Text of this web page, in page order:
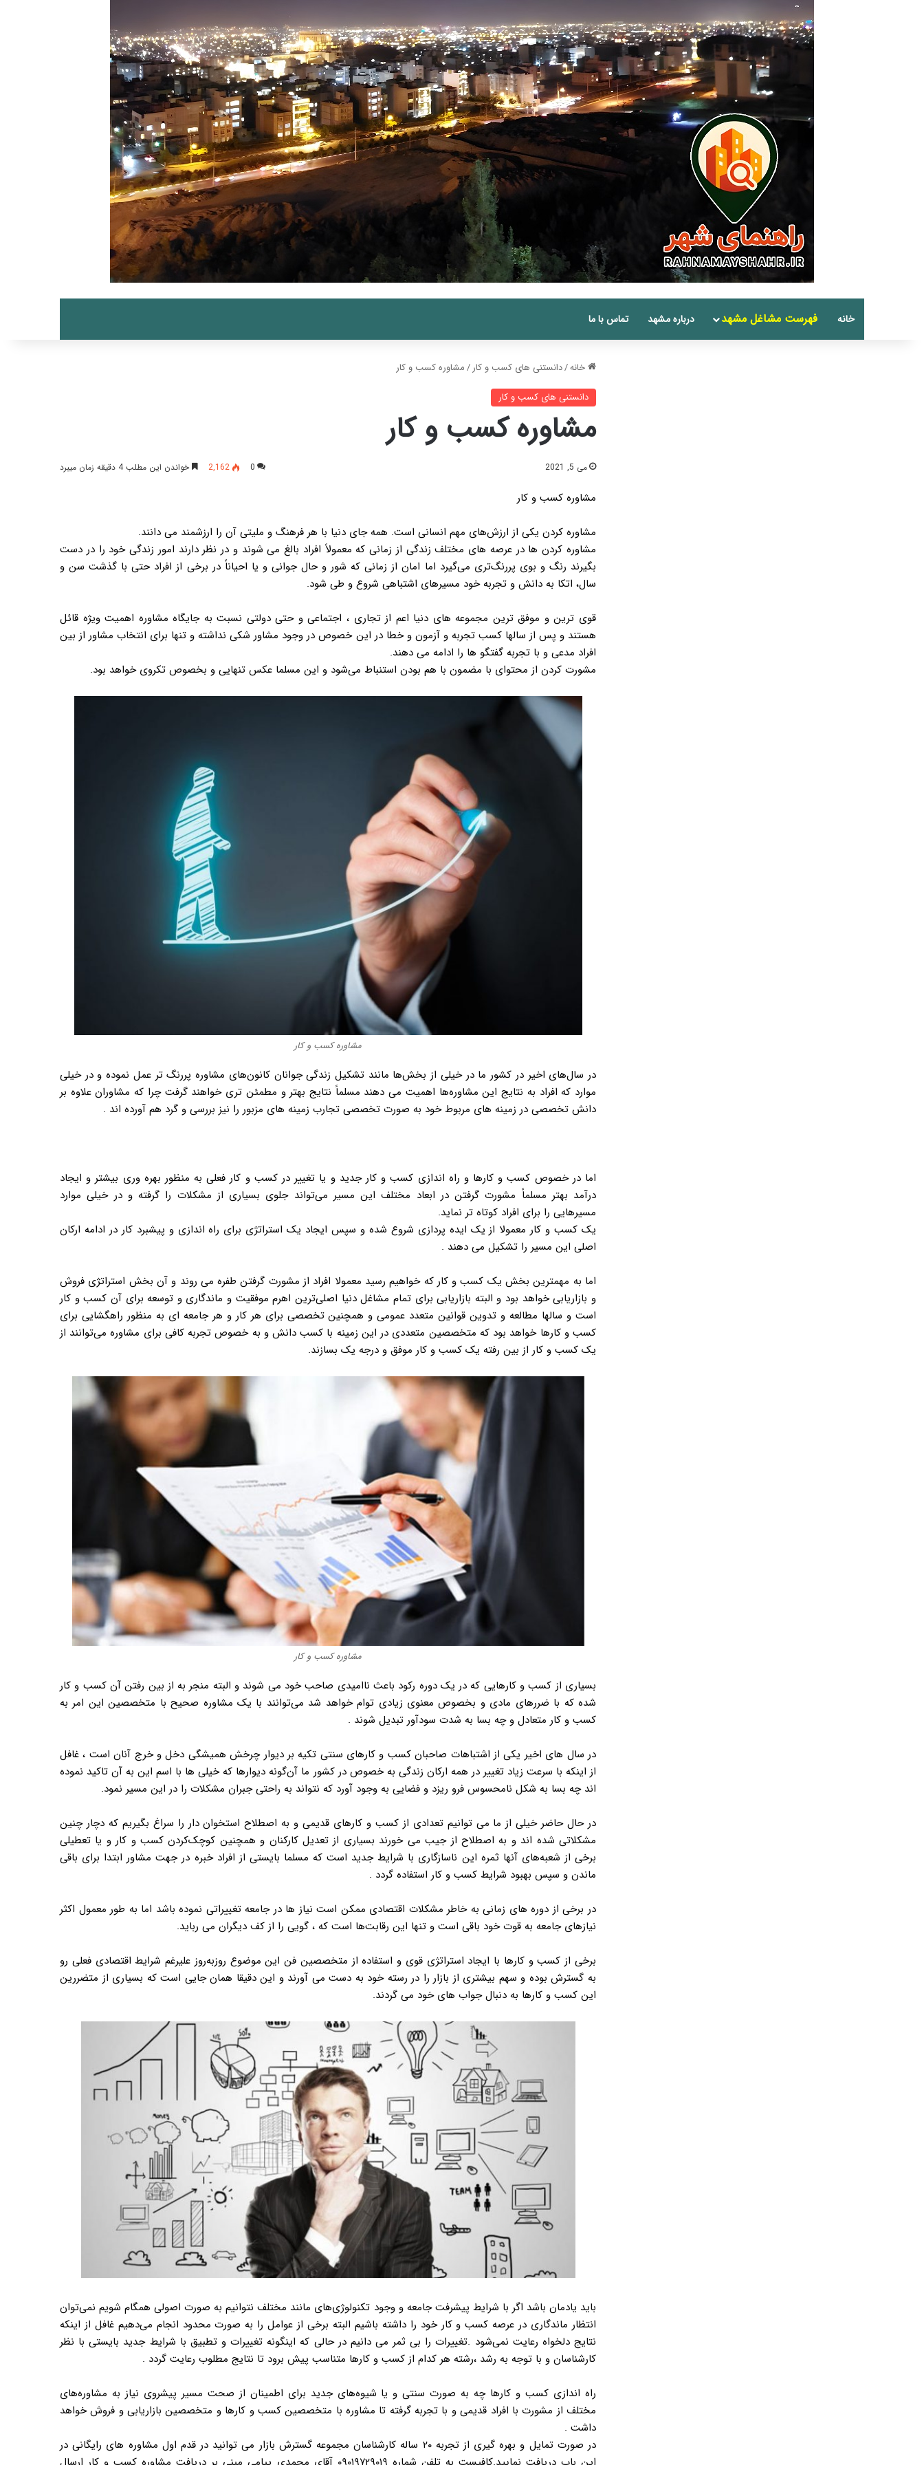
خانه فهرست مشاغل مشهد درباره مشهد تماس با ما
خانه/دانستنی های کسب و کار/مشاوره کسب و کار
دانستنی های کسب و کار
مشاوره کسب و کار
می 5, 2021 0
2,162 خواندن این مطلب 4 دقیقه زمان میبرد
مشاوره کسب و کار
مشاوره کردن یکی از ارزش‌های مهم انسانی است. همه جای دنیا با هر فرهنگ و ملیتی آن را ارزشمند می دانند.
مشاوره کردن ها در عرصه های مختلف زندگی از زمانی که معمولاً افراد بالغ می شوند و در نظر دارند امور زندگی خود را در دست
بگیرند رنگ و بوی پررنگ‌تری می‌گیرد اما امان از زمانی که شور و حال جوانی و یا احیاناً در برخی از افراد حتی با گذشت سن و
سال، اتکا به دانش و تجربه خود مسیرهای اشتباهی شروع و طی شود.
قوی ترین و موفق ترین مجموعه های دنیا اعم از تجاری ، اجتماعی و حتی دولتی نسبت به جایگاه مشاوره اهمیت ویژه قائل
هستند و پس از سالها کسب تجربه و آزمون و خطا در این خصوص در وجود مشاور شکی نداشته و تنها برای انتخاب مشاور از بین
افراد مدعی و با تجربه گفتگو ها را ادامه می دهند.
مشورت کردن از محتوای با مضمون با هم بودن استنباط می‌شود و این مسلما عکس تنهایی و بخصوص تکروی خواهد بود.
مشاوره کسب و کار
در سال‌های اخیر در کشور ما در خیلی از بخش‌ها مانند تشکیل زندگی جوانان کانون‌های مشاوره پررنگ تر عمل نموده و در خیلی
موارد که افراد به نتایج این مشاوره‌ها اهمیت می دهند مسلماً نتایج بهتر و مطمئن تری خواهند گرفت چرا که مشاوران علاوه بر
دانش تخصصی در زمینه های مربوط خود به صورت تخصصی تجارب زمینه های مزبور را نیز بررسی و گرد هم آورده اند .
اما در خصوص کسب و کارها و راه اندازی کسب و کار جدید و یا تغییر در کسب و کار فعلی به منظور بهره وری بیشتر و ایجاد
درآمد بهتر مسلماً مشورت گرفتن در ابعاد مختلف این مسیر می‌تواند جلوی بسیاری از مشکلات را گرفته و در خیلی موارد
مسیرهایی را برای افراد کوتاه تر نماید.
یک کسب و کار معمولا از یک ایده پردازی شروع شده و سپس ایجاد یک استراتژی برای راه اندازی و پیشبرد کار در ادامه ارکان
اصلی این مسیر را تشکیل می دهند .
اما به مهمترین بخش یک کسب و کار که خواهیم رسید معمولا افراد از مشورت گرفتن طفره می روند و آن بخش استراتژی فروش
و بازاریابی خواهد بود و البته بازاریابی برای تمام مشاغل دنیا اصلی‌ترین اهرم موفقیت و ماندگاری و توسعه برای آن کسب و کار
است و سالها مطالعه و تدوین قوانین متعدد عمومی و همچنین تخصصی برای هر کار و هر جامعه ای به منظور راهگشایی برای
کسب و کارها خواهد بود که متخصصین متعددی در این زمینه با کسب دانش و به خصوص تجربه کافی برای مشاوره می‌توانند از
یک کسب و کار از بین رفته یک کسب و کار موفق و درجه یک بسازند.
مشاوره کسب و کار
بسیاری از کسب و کارهایی که در یک دوره رکود باعث ناامیدی صاحب خود می شوند و البته منجر به از بین رفتن آن کسب و کار
شده که با ضررهای مادی و بخصوص معنوی زیادی توام خواهد شد می‌توانند با یک مشاوره صحیح با متخصصین این امر به
کسب و کار متعادل و چه بسا به شدت سودآور تبدیل شوند .
در سال های اخیر یکی از اشتباهات صاحبان کسب و کارهای سنتی تکیه بر دیوار چرخش همیشگی دخل و خرج آنان است ، غافل
از اینکه با سرعت زیاد تغییر در همه ارکان زندگی به خصوص در کشور ما آن‌گونه دیوارها که خیلی ها با اسم این به آن تاکید نموده
اند چه بسا به شکل نامحسوس فرو ریزد و فضایی به وجود آورد که نتواند به راحتی جبران مشکلات را در این مسیر نمود.
در حال حاضر خیلی از ما می توانیم تعدادی از کسب و کارهای قدیمی و به اصطلاح استخوان دار را سراغ بگیریم که دچار چنین
مشکلاتی شده اند و به اصطلاح از جیب می خورند بسیاری از تعدیل کارکنان و همچنین کوچک‌کردن کسب و کار و یا تعطیلی
برخی از شعبه‌های آنها ثمره این ناسازگاری با شرایط جدید است که مسلما بایستی از افراد خبره در جهت مشاور ابتدا برای باقی
ماندن و سپس بهبود شرایط کسب و کار استفاده گردد .
در برخی از دوره های زمانی به خاطر مشکلات اقتصادی ممکن است نیاز ها در جامعه تغییراتی نموده باشد اما به طور معمول اکثر
نیازهای جامعه به قوت خود باقی است و تنها این رقابت‌ها است که ، گویی را از کف دیگران می رباید.
برخی از کسب و کارها با ایجاد استراتژی قوی و استفاده از متخصصین فن این موضوع روزبه‌روز علیرغم شرایط اقتصادی فعلی رو
به گسترش بوده و سهم بیشتری از بازار را در رسته خود به دست می آورند و این دقیقا همان جایی است که بسیاری از متضررین
این کسب و کارها به دنبال جواب های خود می گردند.
باید یادمان باشد اگر با شرایط پیشرفت جامعه و وجود تکنولوژی‌های مانند مختلف نتوانیم به صورت اصولی همگام شویم نمی‌توان
انتظار ماندگاری در عرصه کسب و کار خود را داشته باشیم البته برخی از عوامل را به صورت محدود انجام می‌دهیم غافل از اینکه
نتایج دلخواه رعایت نمی‌شود .تغییرات را بی ثمر می دانیم در حالی که اینگونه تغییرات و تطبیق با شرایط جدید بایستی با نظر
کارشناسان و با توجه به رشد ،رشته هر کدام از کسب و کارها متناسب پیش برود تا نتایج مطلوب رعایت گردد .
راه اندازی کسب و کارها چه به صورت سنتی و یا شیوه‌های جدید برای اطمینان از صحت مسیر پیشروی نیاز به مشاوره‌های
مختلف از مشورت با افراد قدیمی و با تجربه گرفته تا مشاوره با متخصصین کسب و کارها و متخصصین بازاریابی و فروش خواهد
داشت .
در صورت تمایل و بهره گیری از تجربه ۲۰ ساله کارشناسان مجموعه گسترش بازار می توانید در قدم اول مشاوره های رایگانی در